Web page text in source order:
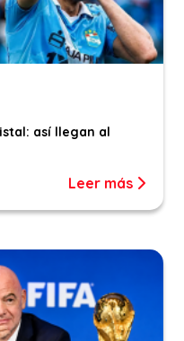
así llegan al
Leer más